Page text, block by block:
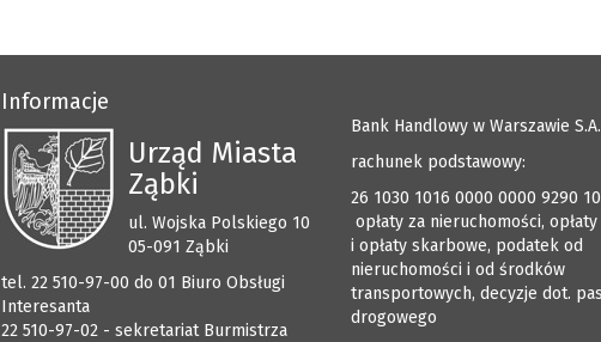
Informacje
Urząd Miasta
Ząbki
ul. Wojska Polskiego 10
05-091 Ząbki
tel. 22 510-97-00 do 01 Biuro Obsługi
Interesanta
22 510-97-02 - sekretariat Burmistrza
Bank Handlowy w Warszawie S.A.
rachunek podstawowy:
26 1030 1016 0000 0000 9290
opłaty za nieruchomości,
i opłaty skarbowe, podatek od
nieruchomości i od środków
transportowych, decyzje dot.
drogowego